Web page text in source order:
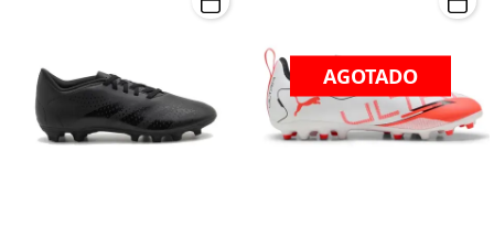
AGOTADO